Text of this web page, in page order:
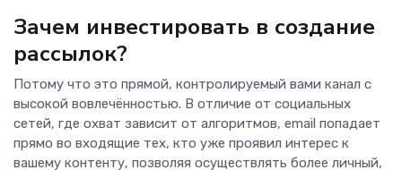
Зачем инвестировать в создание
рассылок?
Потому что это прямой, контролируемый вами канал с
высокой вовлечённостью. В отличие от социальных
сетей, где охват зависит от алгоритмов, email попадает
прямо во входящие тех, кто уже проявил интерес к
вашему контенту, позволяя осуществлять более личный,